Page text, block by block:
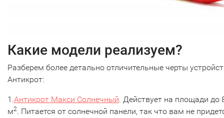
Какие модели реализуем?
Разберем более детально отличительные черты
Антикрот:
1.Антикрот Макси Солнечный. Действует на площади до
м2. Питается от солнечной панели, так что вам не